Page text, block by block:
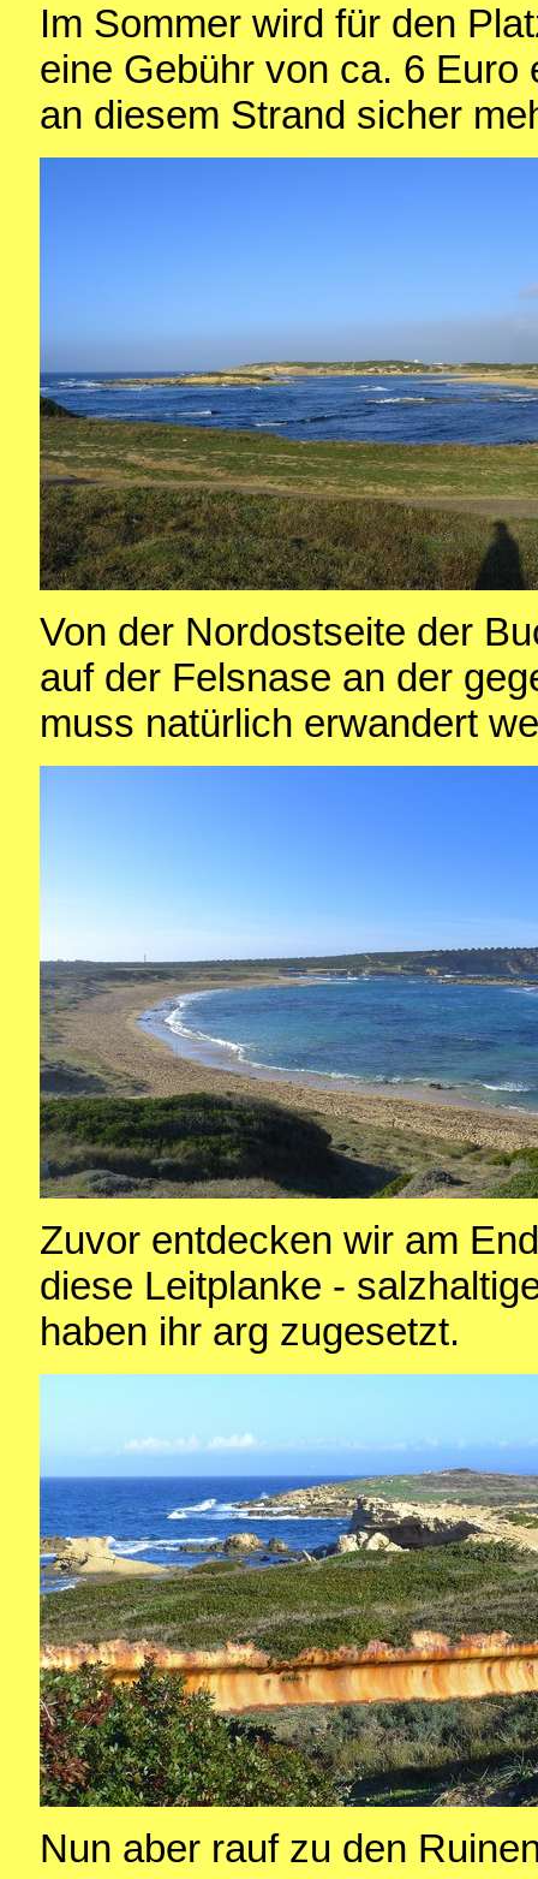
Im Sommer wird für den
eine Gebühr von ca. 6
an diesem Strand sicher
Von der Nordostseite der
auf der Felsnase an der
muss natürlich erwandert
Zuvor entdecken wir am
diese Leitplanke -
haben ihr arg zugesetzt.
Nun aber rauf zu den